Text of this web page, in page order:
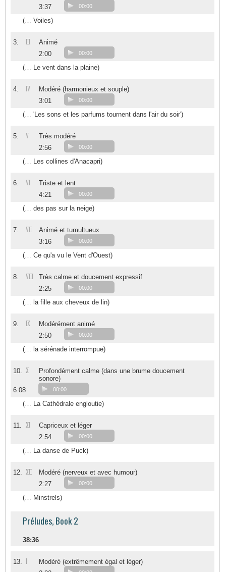
3:37
00:00
(… Voiles)
3. III
Animé
2:00
00:00
(… Le vent dans la plaine)
4. IV
Modéré (harmonieux et souple)
3:01
00:00
(… 'Les sons et les parfums tournent dans l'air du soir')
5. V
Très modéré
2:56
00:00
(… Les collines d'Anacapri)
6. VI
Triste et lent
4:21
00:00
(… des pas sur la neige)
7. VII
Animé et tumultueux
3:16
00:00
(… Ce qu'a vu le Vent d'Ouest)
8. VIII
Très calme et doucement expressif
2:25
00:00
(… la fille aux cheveux de lin)
9. IX
Modérément animé
2:50
00:00
(… la sérénade interrompue)
10. X
Profondément calme (dans une brume doucement
sonore)
6:08
00:00
(… La Cathédrale engloutie)
11. XI
Capriceux et léger
2:54
00:00
(… La danse de Puck)
12. XII
Modéré (nerveux et avec humour)
2:27
00:00
(… Minstrels)
Préludes, Book 2
38:36
13. I
Modéré (extrêmement égal et léger)